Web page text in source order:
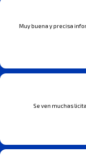
Muy buena y precisa
Se ven muchas